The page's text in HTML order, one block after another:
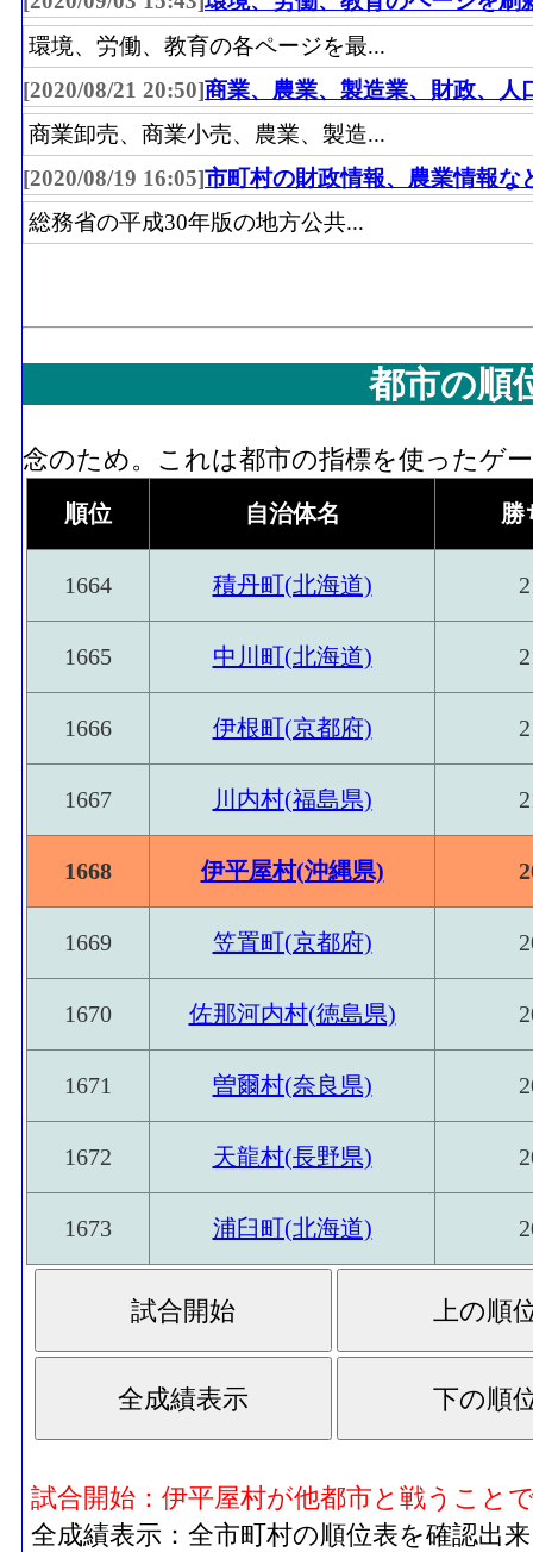
環境、労働、教育の各ページを最...
[2020/08/21 20:50]商業、農業、製造業、財政、人
商業卸売、商業小売、農業、製造...
[2020/08/19 16:05]市町村の財政情報、農業情報な
総務省の平成30年版の地方公共...
都市の順
念のため。これは都市の指標を使ったゲ
順位 自治体名 勝
1664 積丹町(北海道)
1665 中川町(北海道)
1666 伊根町(京都府)
1667 川内村(福島県)
1668 伊平屋村(沖縄県)
1669 笠置町(京都府)
1670 佐那河内村(徳島県)
1671 曽爾村(奈良県)
1672 天龍村(長野県)
1673 浦臼町(北海道)
試合開始：伊平屋村が他都市と戦うこと
全成績表示：全市町村の順位表を確認出